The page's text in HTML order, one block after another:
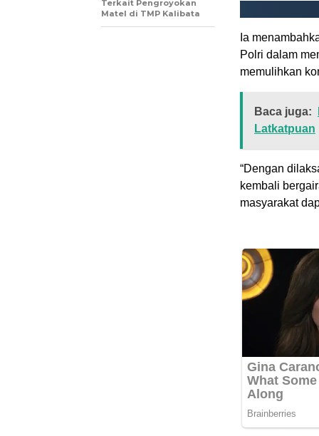
Ia
Polri dalam
memulihkan
Baca juga:
Latkatpuan
“Dengan
kembali
masyarakat
Terkait Pengroyokan
Matel di TMP Kalibata